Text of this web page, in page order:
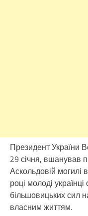
Президент України
29 січня, вшанував
Аскольдовій могилі
році молоді
більшовицьких сил
власним життям.